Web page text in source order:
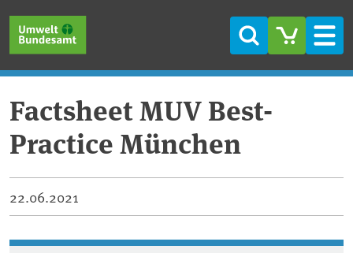
Suche
Factsheet MUV Best-
Practice München
22.06.2021